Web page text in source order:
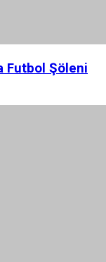
Futbol Şöleni